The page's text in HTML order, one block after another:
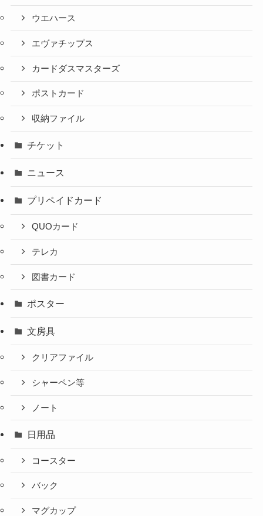
ウエハース
エヴァチップス
カードダスマスターズ
ポストカード
収納ファイル
チケット
ニュース
プリペイドカード
QUOカード
テレカ
図書カード
ポスター
文房具
クリアファイル
シャーペン等
ノート
日用品
コースター
バック
マグカップ